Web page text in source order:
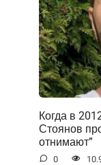
Когда в
Стоянов
отнимают”
0